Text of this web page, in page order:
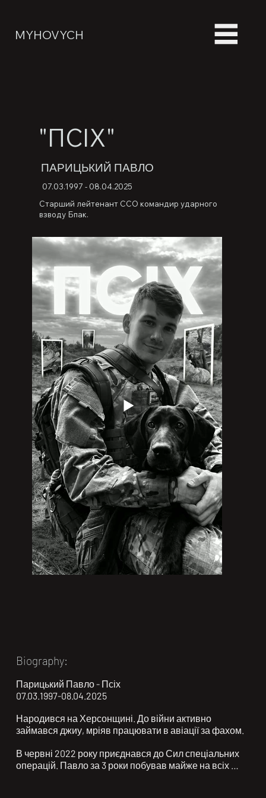
MYHOVYCH
"ПСІХ"
ПАРИЦЬКИЙ ПАВЛО
07.03.1997 - 08.04.2025
Старший лейтенант ССО командир ударного
взводу Бпак.
Biography:
Парицький Павло - Псіх
07.03.1997-08.04.2025
Народився на Херсонщині. До війни активно
займався джиу, мріяв працювати в авіації за фахом.
В червні 2022 року приєднався до Сил спеціальних
операцій. Павло за 3 роки побував майже на всіх